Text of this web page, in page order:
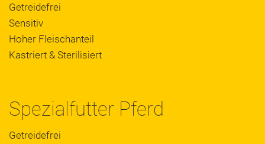
Getreidefrei
Sensitiv
Hoher Fleischanteil
Kastriert & Sterilisiert
Spezialfutter Pferd
Getreidefrei